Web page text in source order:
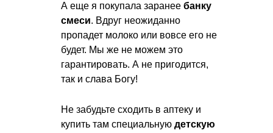
А еще я покупала заранее банку
смеси. Вдруг неожиданно
пропадет молоко или вовсе его не
будет. Мы же не можем это
гарантировать. А не пригодится,
так и слава Богу!
Не забудьте сходить в аптеку и
купить там специальную детскую